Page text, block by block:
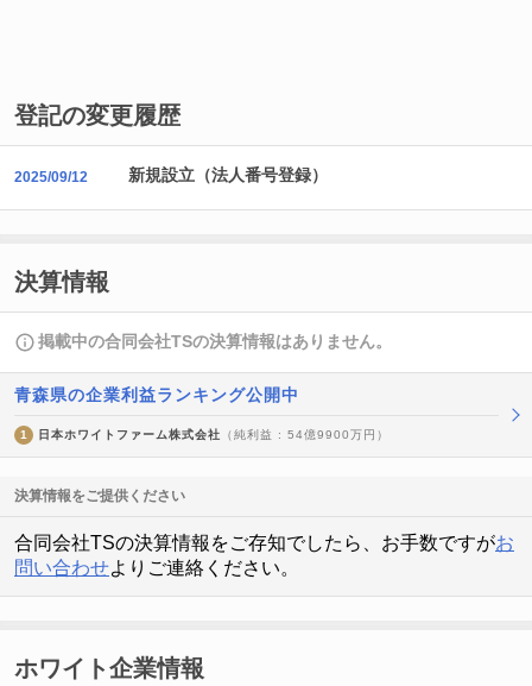
登記の変更履歴
2025/09/12 新規設立（法人番号登録）
決算情報
掲載中の合同会社TSの決算情報はありません。
青森県の企業利益ランキング公開中
1 日本ホワイトファーム株式会社 （純利益 : 54億9900万円）
決算情報をご提供ください
合同会社TSの決算情報をご存知でしたら、お手数ですがお
問い合わせよりご連絡ください。
ホワイト企業情報